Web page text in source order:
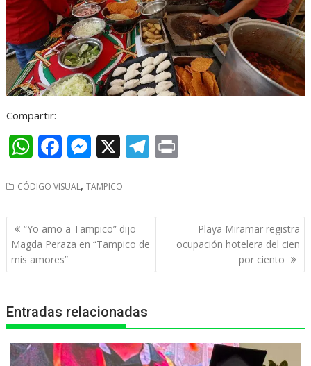
Compartir:
W
a
t
s
A
p
c
e
b
o
k
M
s
s
e
e
e
n
t
CÓDIGO VISUAL,TAMPICO
Navegación
de
entradas
“Yo amo a Tampico” dijo
Magda Peraza en “Tampico de
mis amores”
Playa Miramar registra
ocupación hotelera del cien
por ciento
Entradas relacionadas